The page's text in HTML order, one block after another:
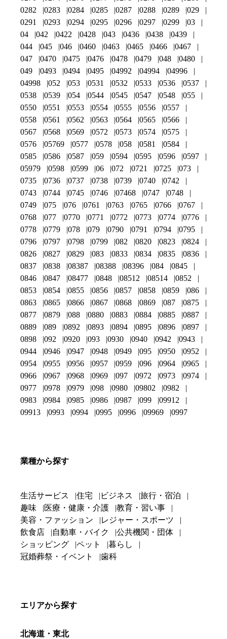
0282
0283 0284 0285 0287 0288 0289
029
0291
0293 0294 0295 0296 0297 0299
03
04
042 0422 0428 043 0436 0438
0439
044
045 046 0460 0463 0465 0466
0467
047
0470 0475 0476 0478 0479 048
0480
049
0493 0494 0495 04992 04994
04996
04998
052 053 0531 0532 0533 0536
0537
0538
0539 054 0544 0545 0547 0548
055
0550
0551 0553 0554 0555 0556
0557
0558
0561 0562 0563 0564 0565
0566
0567
0568 0569 0572 0573 0574
0575
0576
05769 0577 0578 058 0581
0584
0585
0586 0587 059 0594 0595 0596
0597
05979
0598 0599 06 072 0721 0725
073
0735
0736 0737 0738 0739 0740
0742
0743
0744 0745 0746 07468 0747
0748
0749
075 076 0761 0763 0765 0766
0767
0768
077 0770 0771 0772 0773 0774
0776
0778
0779 078 079 0790 0791 0794
0795
0796
0797 0798 0799 082 0820 0823
0824
0826
0827 0829 083 0833 0834 0835
0836
0837
0838 08387 08388 08396 084
0845
0846
0847 08477 0848 08512 08514
0852
0853
0854 0855 0856 0857 0858 0859
086
0863
0865 0866 0867 0868 0869 087
0875
0877
0879 088 0880 0883 0884 0885
0887
0889
089 0892 0893 0894 0895 0896
0897
0898
092 0920 093 0930 0940 0942
0943
0944
0946 0947 0948 0949 095 0950
0952
0954
0955 0956 0957 0959 096 0964
0965
0966
0967 0968 0969 097 0972 0973
0974
0977
0978 0979 098 0980 09802
0982
0983
0984 0985 0986 0987 099
09912
09913
0993 0994 0995 0996 09969 0997
業種から探す
生活サービス 住宅 ビジネス
旅行・宿泊
趣味
医療・健康・介護
教育・習い事
美容・ファッション
レジャー・スポーツ
飲食店
自動車・バイク
公共機関・団体
ショッピング
ペット
暮らし
冠婚葬祭・イベント
歯科
エリアから探す
北海道・東北